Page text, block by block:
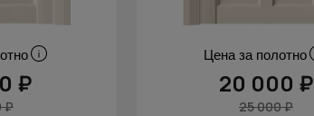
₽
₽
Цена за полотно
20 000 ₽
25 000 ₽